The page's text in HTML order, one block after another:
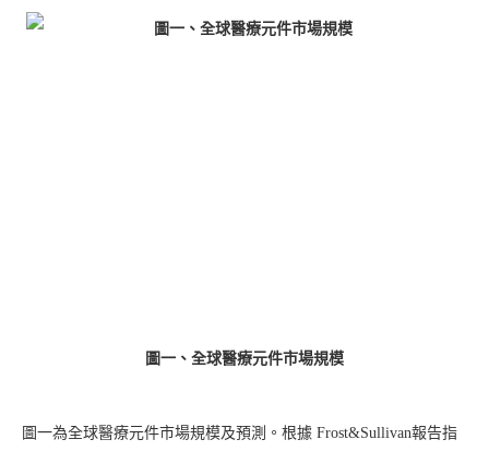
圖一、全球醫療元件市場規模
圖一為全球醫療元件市場規模及預測。根據 Frost&Sullivan報告指